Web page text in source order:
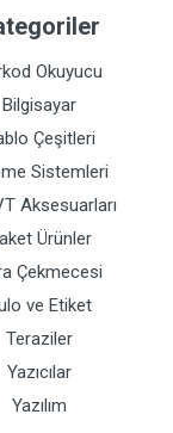
Okuyucu
Bilgisayar
Çeşitleri
Sistemleri
Aksesuarları
Ürünler
Çekmecesi
ve Etiket
Teraziler
Yazıcılar
Yazılım